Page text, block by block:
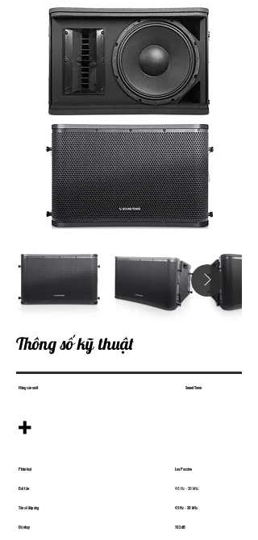
Thông số kỹ thuật
Hãng sản xuất Sound Town
+
Phân loại Loa Passive
Dải tần ̀40 Hz - 20 kHz.
Tần số đáp ứng 45 Hz - 20 kHz.
Độ nhạy ​102 dB